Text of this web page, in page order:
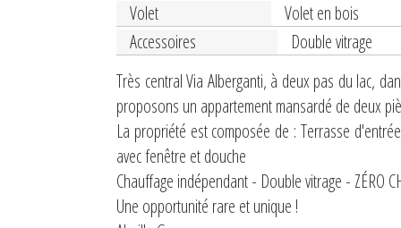
Volet
Volet en bois
Accessoires
Double vitrage
Très central Via Alberganti, à deux pas du lac,
proposons un appartement mansardé de deux
La propriété est composée de : Terrasse
avec fenêtre et douche
Chauffage indépendant - Double vitrage - ZÉRO
Une opportunité rare et unique !